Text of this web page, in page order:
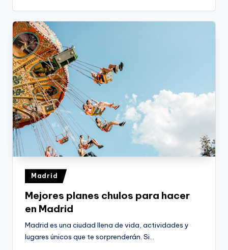
Publicado
en
Madrid
Mejores planes chulos para hacer
en Madrid
Madrid es una ciudad llena de vida, actividades y
lugares únicos que te sorprenderán. Si…